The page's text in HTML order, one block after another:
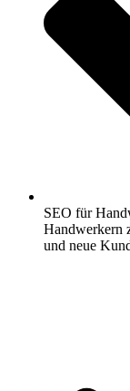
SEO für
Handwerkern
und neue